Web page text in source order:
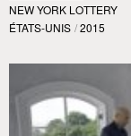
NEW YORK LOTTERY
ÉTATS-UNIS / 2015